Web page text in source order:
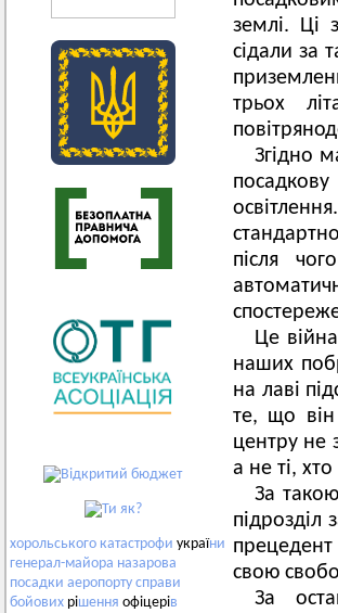
хорольського катастрофи україни
генерал-майора назарова
посадки аеропорту справи
бойових рішення офіцерів
землі. Ці
сідали за
трьох
Згідно
після
Це
наших
на лаві
те, що він
центру не
а не ті,
За
підрозділ
прецедент
свою
За